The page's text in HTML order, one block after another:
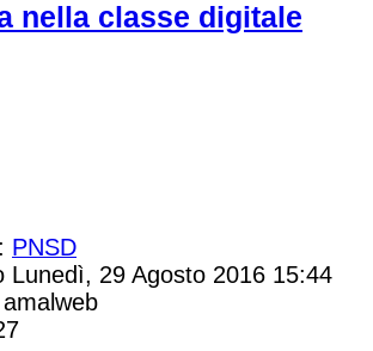
nella classe digitale
PNSD
Lunedì, 29 Agosto 2016 15:44